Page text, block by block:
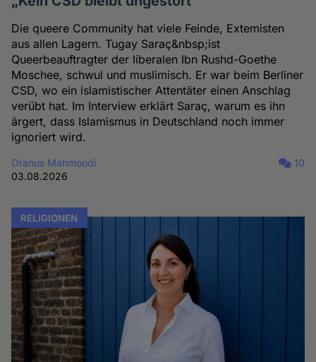
Die queere Community hat viele Feinde, Extemisten
aus allen Lagern. Tugay Saraç&nbsp;ist
Queerbeauftragter der liberalen Ibn Rushd-Goethe
Moschee, schwul und muslimisch. Er war beim Berliner
CSD, wo ein islamistischer Attentäter einen Anschlag
verübt hat. Im Interview erklärt Saraç, warum es ihn
ärgert, dass Islamismus in Deutschland noch immer
ignoriert wird.
Oranus Mahmoodi
03.08.2026
10
RELIGIONEN